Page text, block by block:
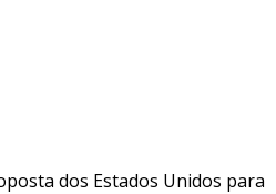
dos Estados Unidos para